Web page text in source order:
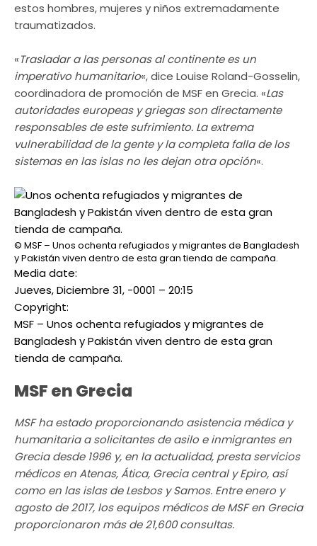
estos hombres, mujeres y niños extremadamente
traumatizados.
«Trasladar a las personas al continente es un
imperativo humanitario«, dice Louise Roland-Gosselin,
coordinadora de promoción de MSF en Grecia. «Las
autoridades europeas y griegas son directamente
responsables de este sufrimiento. La extrema
vulnerabilidad de la gente y la completa falla de los
sistemas en las islas no les dejan otra opción«.
© MSF – Unos ochenta refugiados y migrantes de Bangladesh
y Pakistán viven dentro de esta gran tienda de campaña.
Media date:
Jueves, Diciembre 31, -0001 – 20:15
Copyright:
MSF – Unos ochenta refugiados y migrantes de
Bangladesh y Pakistán viven dentro de esta gran
tienda de campaña.
MSF en Grecia
MSF ha estado proporcionando asistencia médica y
humanitaria a solicitantes de asilo e inmigrantes en
Grecia desde 1996 y, en la actualidad, presta servicios
médicos en Atenas, Ática, Grecia central y Epiro, así
como en las islas de Lesbos y Samos. Entre enero y
agosto de 2017, los equipos médicos de MSF en Grecia
proporcionaron más de 21,600 consultas.